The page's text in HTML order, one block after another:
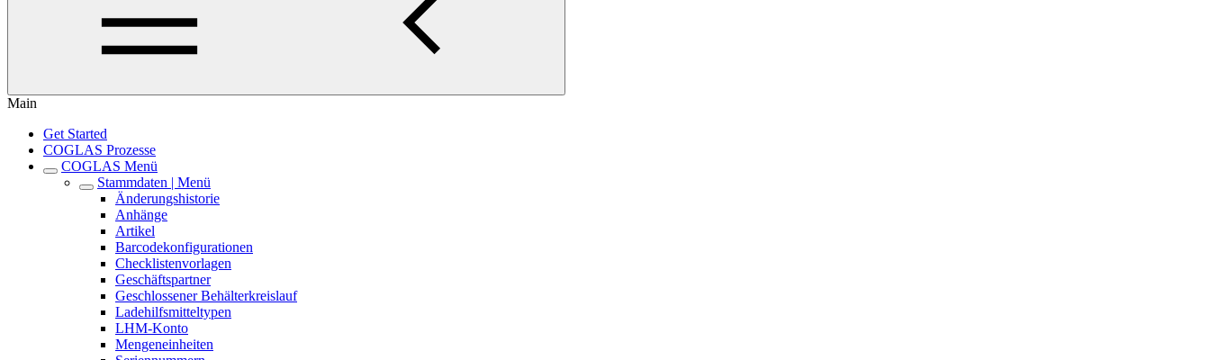
Main
Get Started
COGLAS Prozesse
COGLAS Menü
Stammdaten | Menü
Änderungshistorie
Anhänge
Artikel
Barcodekonfigurationen
Checklistenvorlagen
Geschäftspartner
Geschlossener Behälterkreislauf
Ladehilfsmitteltypen
LHM-Konto
Mengeneinheiten